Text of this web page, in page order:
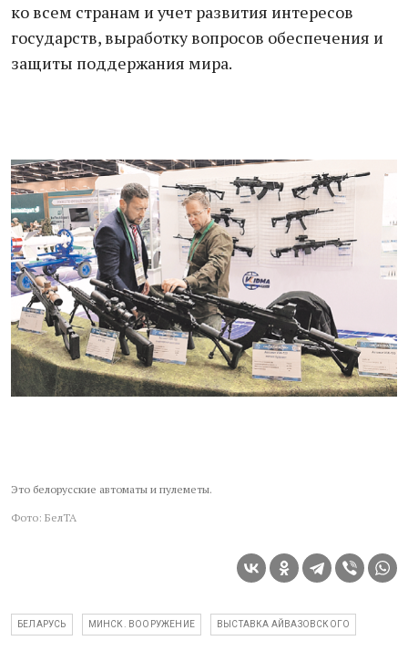
ко всем странам и учет развития интересов
государств, выработку вопросов обеспечения и
защиты поддержания мира.
Это белорусские автоматы и пулеметы.
Фото: БелТА
БЕЛАРУСЬ МИНСК. ВООРУЖЕНИЕ ВЫСТАВКА АЙВАЗОВСКОГО